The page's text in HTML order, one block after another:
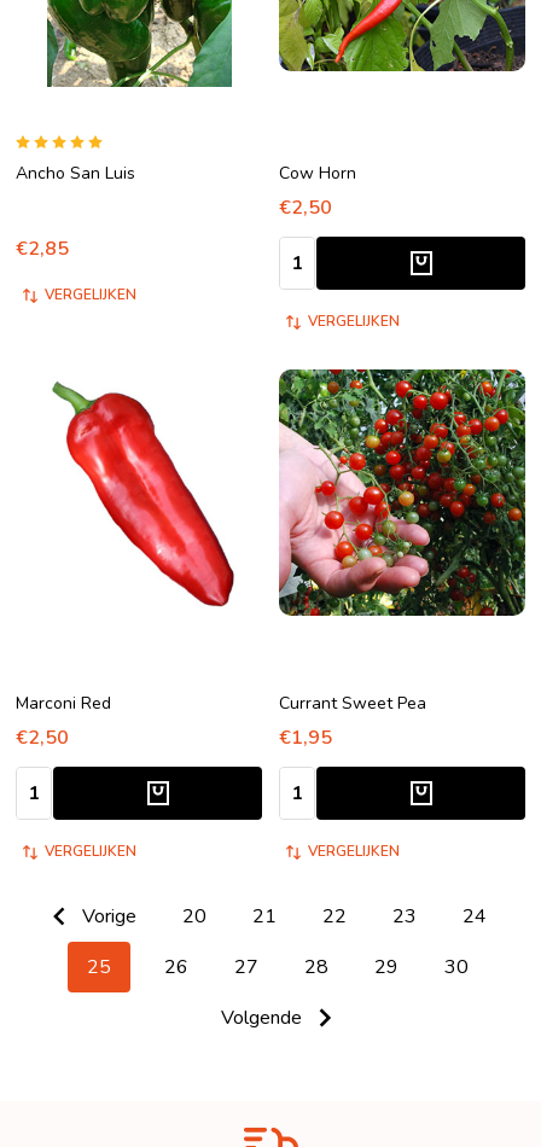
Ancho San Luis
€2,85
VERGELIJKEN
Cow Horn
€2,50
Aantal:
VERGELIJKEN
Marconi Red
€2,50
Aantal:
VERGELIJKEN
Currant Sweet Pea
€1,95
Aantal:
VERGELIJKEN
Vorige 20 21 22 23
24
25
26 27 28 29
30
Volgende